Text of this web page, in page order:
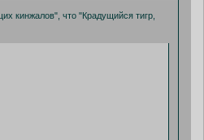
кинжалов", что "Крадущийся тигр,